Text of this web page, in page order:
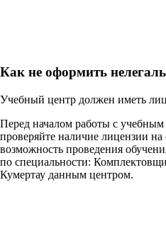
Как не оформить
Учебный центр должен иметь
Перед началом работы с учебным
проверяйте наличие лицензии
возможность проведения
по специальности:
Кумертау данным центром.